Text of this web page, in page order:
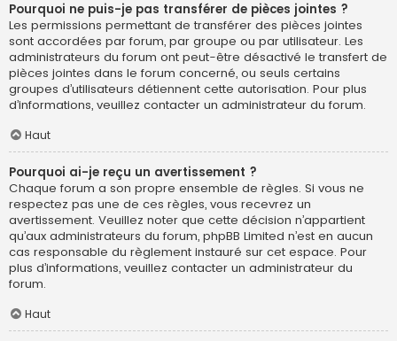
Pourquoi ne puis-je pas transférer de pièces jointes ?
Les permissions permettant de transférer des pièces jointes
sont accordées par forum, par groupe ou par utilisateur. Les
administrateurs du forum ont peut-être désactivé le transfert de
pièces jointes dans le forum concerné, ou seuls certains
groupes d’utilisateurs détiennent cette autorisation. Pour plus
d’informations, veuillez contacter un administrateur du forum.
Haut
Pourquoi ai-je reçu un avertissement ?
Chaque forum a son propre ensemble de règles. Si vous ne
respectez pas une de ces règles, vous recevrez un
avertissement. Veuillez noter que cette décision n’appartient
qu’aux administrateurs du forum, phpBB Limited n’est en aucun
cas responsable du règlement instauré sur cet espace. Pour
plus d’informations, veuillez contacter un administrateur du
forum.
Haut